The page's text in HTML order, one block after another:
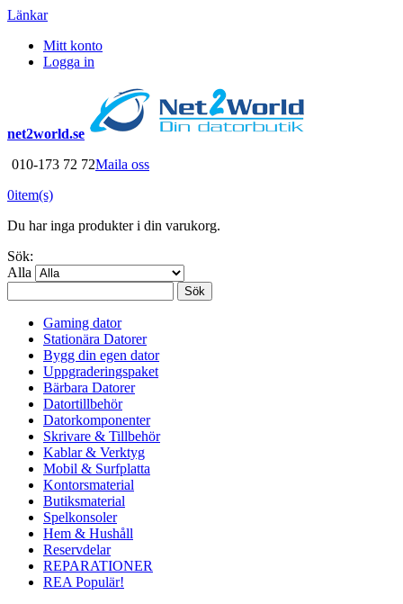
Länkar
Mitt konto
Logga in
net2world.se
010-173 72 72Maila oss
0item(s)
Du har inga produkter i din varukorg.
Sök:
Alla
Sök
Gaming dator
Stationära Datorer
Bygg din egen dator
Uppgraderingspaket
Bärbara Datorer
Datortillbehör
Datorkomponenter
Skrivare & Tillbehör
Kablar & Verktyg
Mobil & Surfplatta
Kontorsmaterial
Butiksmaterial
Spelkonsoler
Hem & Hushåll
Reservdelar
REPARATIONER
REA Populär!